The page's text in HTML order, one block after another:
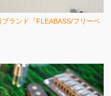
ランド『FLEABASS/フリーベ